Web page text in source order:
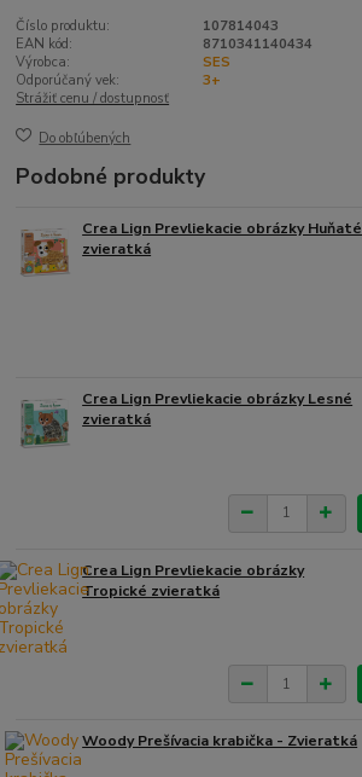
Číslo produktu:
107814043
EAN kód:
8710341140434
Výrobca:
SES
Odporúčaný vek:
3+
Strážiť cenu / dostupnosť
Do obľúbených
Podobné produkty
Crea Lign Prevliekacie obrázky Huňaté
zvieratká
Crea Lign Prevliekacie obrázky Lesné
zvieratká
Crea Lign Prevliekacie obrázky
Tropické zvieratká
Woody Prešívacia krabička - Zvieratká